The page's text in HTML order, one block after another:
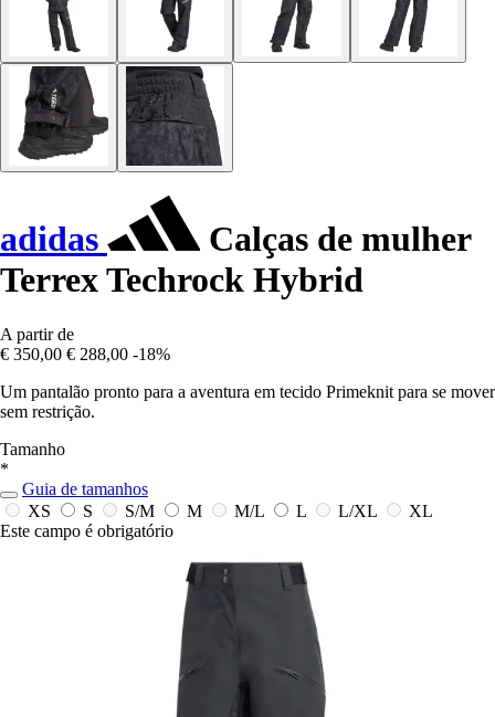
adidas
Calças de mulher
Terrex Techrock Hybrid
A partir de
€ 350,00 € 288,00 -18%
Um pantalão pronto para a aventura em tecido Primeknit para se mover
sem restrição.
Tamanho
*
Guia de tamanhos
XS
S S/M M M/L L L/XL
XL
Este campo é obrigatório